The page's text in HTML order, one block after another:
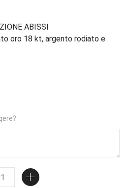
ABISSI
oro 18 kt, argento rodiato e